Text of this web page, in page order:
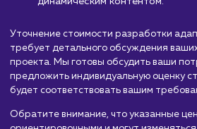
сайта
от 30 000 руб.
Мы предлагаем услуги по